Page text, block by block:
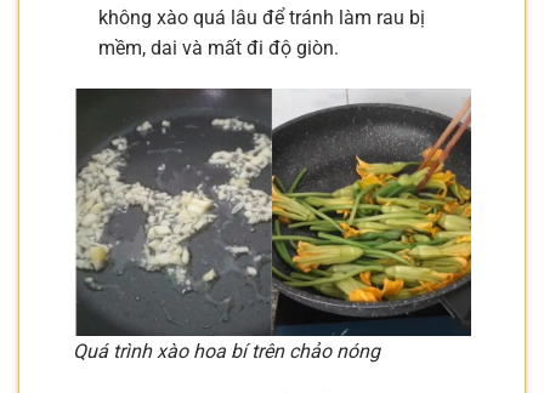
không xào quá lâu để tránh làm rau bị
mềm, dai và mất đi độ giòn.
Quá trình xào hoa bí trên chảo nóng